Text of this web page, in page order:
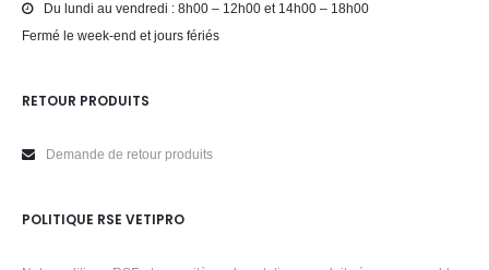
Du lundi au vendredi : 8h00 – 12h00 et 14h00 – 18h00
Fermé le week-end et jours fériés
RETOUR PRODUITS
Demande de retour produits
POLITIQUE RSE VETIPRO